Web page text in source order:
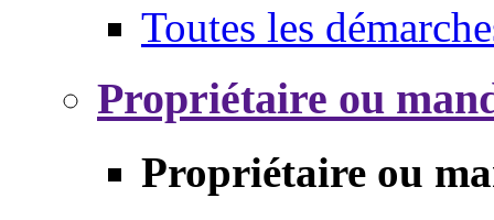
Toutes les
Propriétaire ou
Propriétaire ou